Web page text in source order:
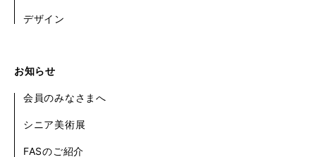
デザイン
お知らせ
会員のみなさまへ
シニア美術展
FASのご紹介